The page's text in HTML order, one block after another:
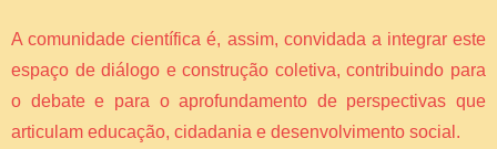
A comunidade científica é, assim, convidada a integrar este
espaço de diálogo e construção coletiva, contribuindo para
o debate e para o aprofundamento de perspectivas que
articulam educação, cidadania e desenvolvimento social.